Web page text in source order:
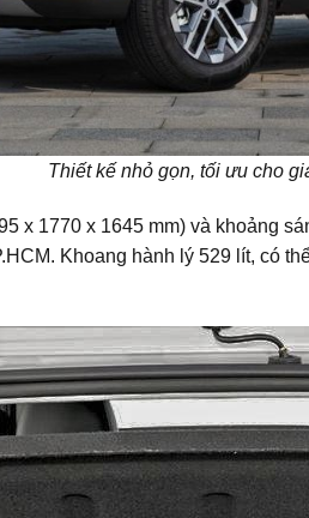
Thiết kế nhỏ gọn, tối ưu cho
x 1770 x 1645 mm) và khoảng
Khoang hành lý 529 lít, có